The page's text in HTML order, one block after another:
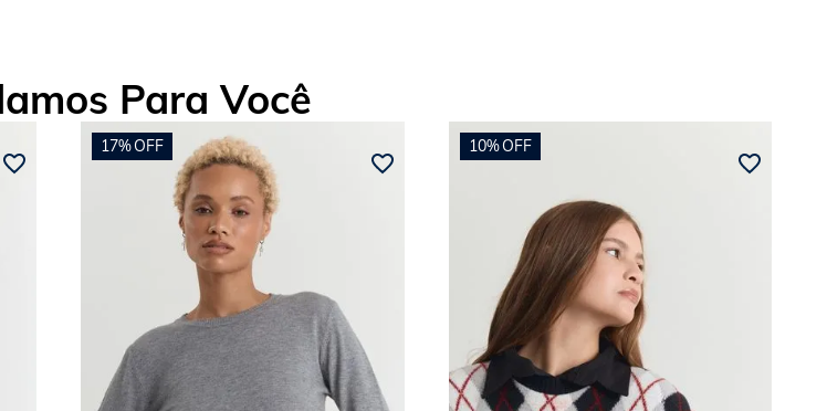
Para Você
17%OFF 10%OFF